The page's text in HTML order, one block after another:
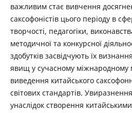
важливим стає вивчення
саксофоністів цього періоду в
творчості, педагогіки,
методичної та конкурсної
здобутків засвідчують їх
явищ у сучасному міжнародному
виведення китайського
світових стандартів.
унаслідок створення